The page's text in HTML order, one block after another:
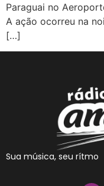
Paraguai no
A ação ocorreu na
[…]
Sua música, seu rítmo